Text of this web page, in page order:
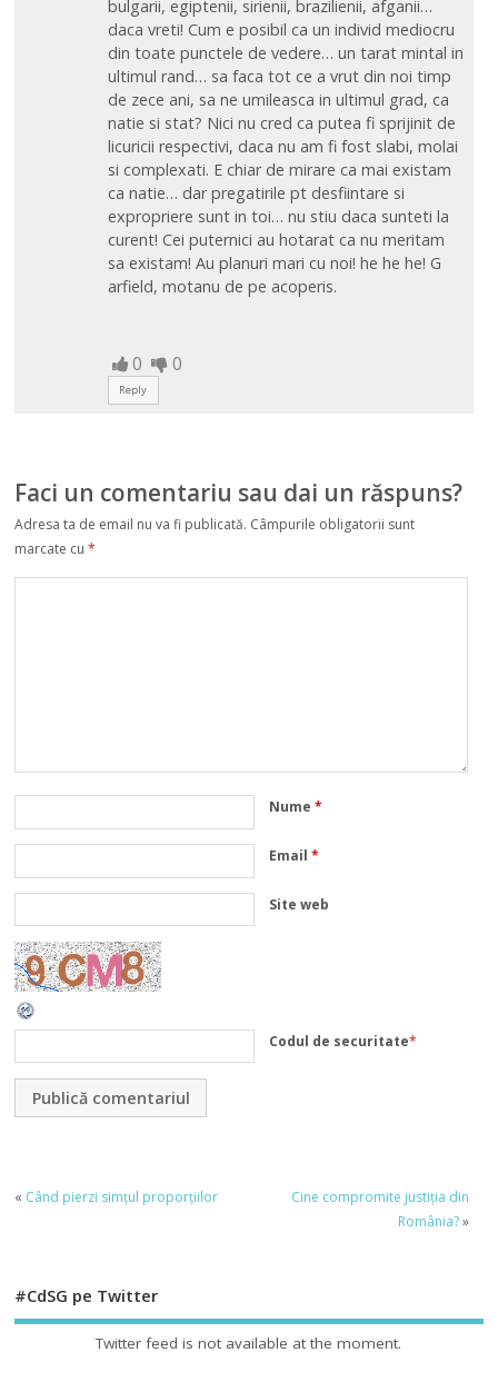
bulgarii, egiptenii, sirienii, brazilienii, afganii…
daca vreti! Cum e posibil ca un individ mediocru
din toate punctele de vedere… un tarat mintal in
ultimul rand… sa faca tot ce a vrut din noi timp
de zece ani, sa ne umileasca in ultimul grad, ca
natie si stat? Nici nu cred ca putea fi sprijinit de
licuricii respectivi, daca nu am fi fost slabi, molai
si complexati. E chiar de mirare ca mai existam
ca natie… dar pregatirile pt desfiintare si
expropriere sunt in toi… nu stiu daca sunteti la
curent! Cei puternici au hotarat ca nu meritam
sa existam! Au planuri mari cu noi! he he he! G
arfield, motanu de pe acoperis.
0 0
Reply
Faci un comentariu sau dai un răspuns?
Adresa ta de email nu va fi publicată. Câmpurile obligatorii sunt
marcate cu*
Nume*
Email*
Site web
Codul de securitate*
« Când pierzi simțul proporțiilor
Cine compromite justiția din
România?»
#CdSG pe Twitter
Twitter feed is not available at the moment.